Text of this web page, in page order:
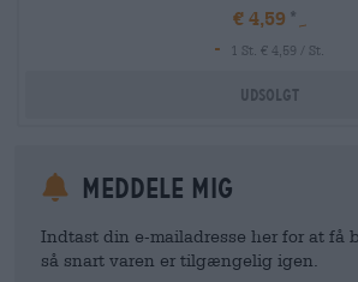
€ 4,59
-
1 St. € 4,59 / St.
Udsolgt
meddele mig
Indtast din e-mailadresse her for at få
så snart varen er tilgængelig igen.